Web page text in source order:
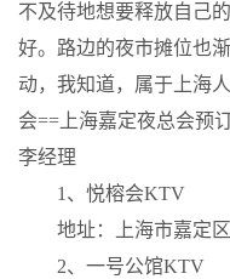
不及待地想要释放自己
好。路边的夜市摊位也
动，我知道，属于上海
会==上海嘉定夜总会预
李经理
1、悦榕会KTV
地址：上海市嘉定
2、一号公馆KTV